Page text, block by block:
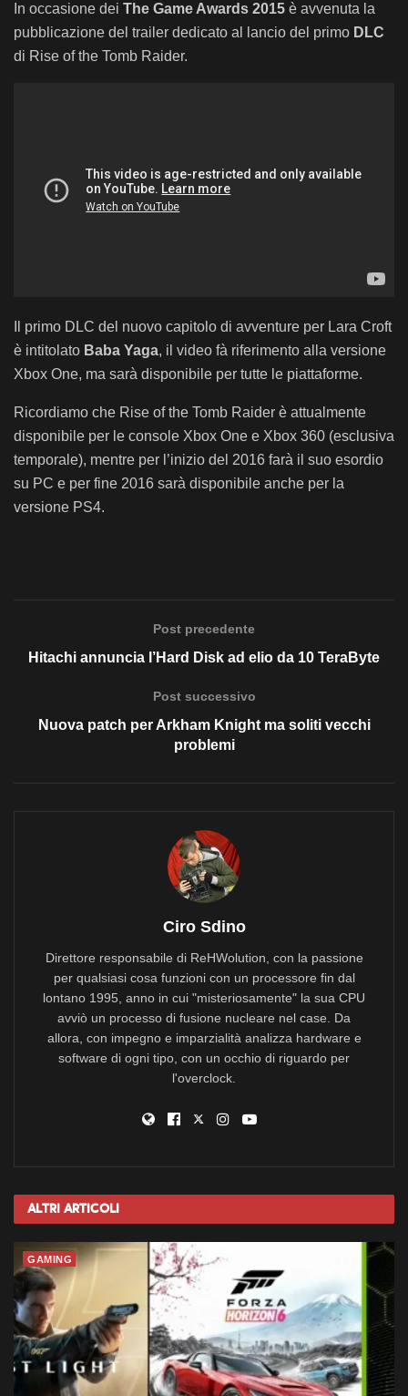
In occasione dei The Game Awards 2015 è avvenuta la
pubblicazione del trailer dedicato al lancio del primo DLC
di Rise of the Tomb Raider.
Il primo DLC del nuovo capitolo di avventure per Lara Croft
è intitolato Baba Yaga, il video fà riferimento alla versione
Xbox One, ma sarà disponibile per tutte le piattaforme.
Ricordiamo che Rise of the Tomb Raider è attualmente
disponibile per le console Xbox One e Xbox 360 (esclusiva
temporale), mentre per l’inizio del 2016 farà il suo esordio
su PC e per fine 2016 sarà disponibile anche per la
versione PS4.
Post precedente
Hitachi annuncia l’Hard Disk ad elio da 10 TeraByte
Post successivo
Nuova patch per Arkham Knight ma soliti vecchi
problemi
Ciro Sdino
Direttore responsabile di ReHWolution, con la passione
per qualsiasi cosa funzioni con un processore fin dal
lontano 1995, anno in cui "misteriosamente" la sua CPU
avviò un processo di fusione nucleare nel case. Da
allora, con impegno e imparzialità analizza hardware e
software di ogni tipo, con un occhio di riguardo per
l'overclock.
Altri Articoli
GAMING